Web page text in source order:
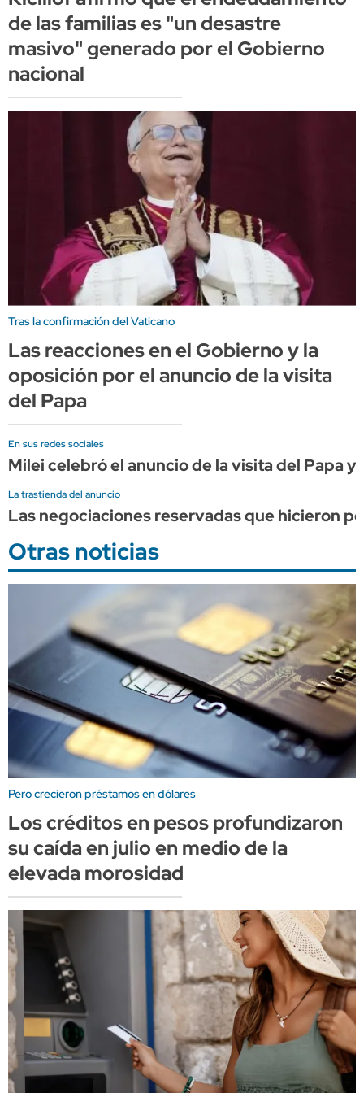
de las familias es "un desastre
masivo" generado por el Gobierno
nacional
Tras la confirmación del Vaticano
Las reacciones en el Gobierno y la
oposición por el anuncio de la visita
del Papa
En sus redes sociales
Milei celebró el anuncio de la visita del Papa
La trastienda del anuncio
Las negociaciones reservadas que hicieron
Otras noticias
Pero crecieron préstamos en dólares
Los créditos en pesos profundizaron
su caída en julio en medio de la
elevada morosidad